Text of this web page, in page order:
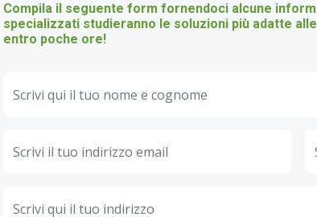
Compila il seguente form fornendoci alcune
specializzati studieranno le soluzioni più adatte
entro poche ore!